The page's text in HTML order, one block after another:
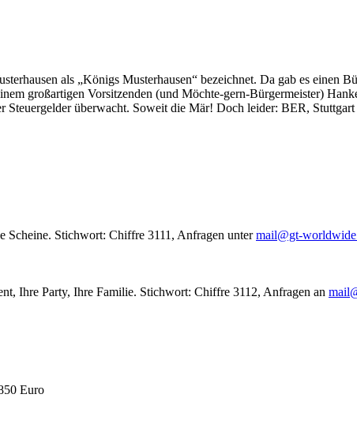
als „Königs Musterhausen“ bezeichnet. Da gab es einen
großartigen Vorsitzenden (und Möchte-gern-Bürgermeister)
überwacht. Soweit die Mär! Doch leider: BER,
Scheine. Stichwort: Chiffre 3111, Anfragen untermail@gt-
Ihre Party, Ihre Familie. Stichwort: Chiffre 3112, Anfragen an
Euro